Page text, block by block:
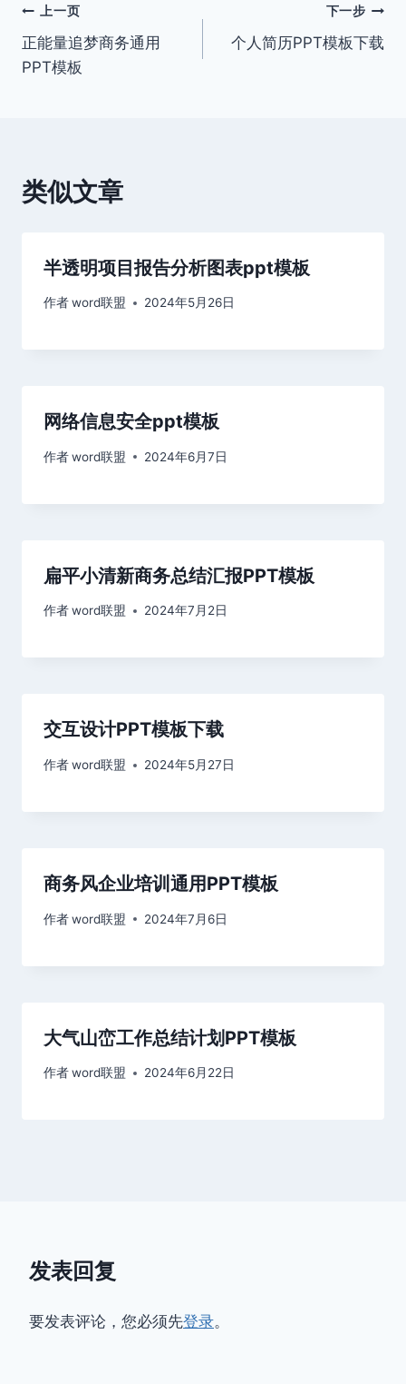
文
章
上一页
正能量追梦商务通用
PPT模板
下一步
个人简历PPT模板下载
类似文章
半透明项目报告分析图表ppt模板
作者word联盟 2024年5月26日
网络信息安全ppt模板
作者word联盟 2024年6月7日
扁平小清新商务总结汇报PPT模板
作者word联盟 2024年7月2日
交互设计PPT模板下载
作者word联盟 2024年5月27日
商务风企业培训通用PPT模板
作者word联盟 2024年7月6日
大气山峦工作总结计划PPT模板
作者word联盟 2024年6月22日
发表回复
要发表评论，您必须先登录。